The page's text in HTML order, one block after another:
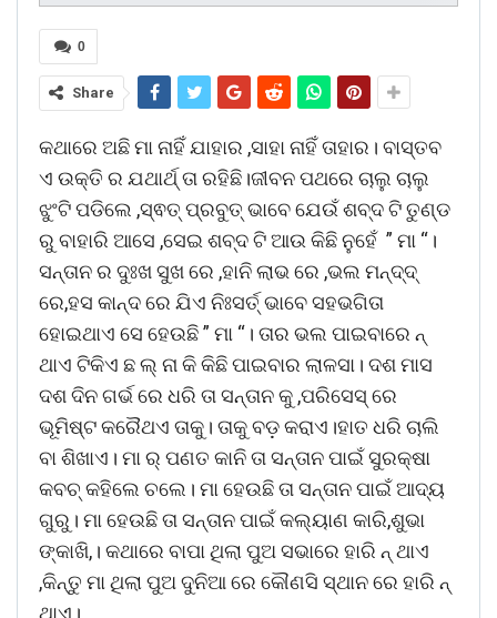
0
Share
କଥାରେ ଅଛି ମା ନାହିଁ ଯାହାର ,ସାହା ନାହିଁ ତାହାର। ବାସ୍ତବ
ଏ ଉକ୍ତି ର ଯଥାର୍ଥ୍ ତା ରହିଛି।ଜୀବନ ପଥରେ ଚାଲୁ ଚାଲୁ
ଝୁଂଟି ପଡିଲେ ,ସ୍ଵତ୍ ପ୍ରବୁତ୍ ଭାବେ ଯେଉଁ ଶବ୍ଦ ଟି ତୁଣ୍ଡ
ରୁ ବାହାରି ଆସେ ,ସେଇ ଶବ୍ଦ ଟି ଆଉ କିଛି ନୁହେଁ ” ମା “।
ସନ୍ତାନ ର ଦୁଃଖ ସୁଖ ରେ ,ହାନି ଲାଭ ରେ ,ଭଲ ମନ୍ଦ୍ଦ୍
ରେ,ହସ କାନ୍ଦ ରେ ଯିଏ ନିଃସର୍ତ୍ ଭାବେ ସହଭଗିତା
ହୋଇଥାଏ ସେ ହେଉଛି ” ମା “। ତାର ଭଲ ପାଇବାରେ ନ୍
ଥାଏ ଟିକିଏ ଛ ଲ୍ ନା କି କିଛି ପାଇବାର ଲାଳସା। ଦଶ ମାସ
ଦଶ ଦିନ ଗର୍ଭ ରେ ଧରି ତା ସନ୍ତାନ କୁ ,ପରିସେସ୍ ରେ
ଭୂମିଷ୍ଟ କରୈଥଏ ତାକୁ। ତାକୁ ବଡ଼ କରାଏ।ହାତ ଧରି ଚାଲି
ବା ଶିଖାଏ। ମା ର୍ ପଣତ କାନି ତା ସନ୍ତାନ ପାଇଁ ସୁରକ୍ଷା
କବଚ୍ କହିଲେ ଚଲେ। ମା ହେଉଛି ତା ସନ୍ତାନ ପାଇଁ ଆଦ୍ୟ
ଗୁରୁ। ମା ହେଉଛି ତା ସନ୍ତାନ ପାଇଁ କଲ୍ୟାଣ କାରି,ଶୁଭା
ଙ୍କାଖି,। କଥାରେ ବାପା ଥିଲା ପୁଅ ସଭାରେ ହାରି ନ୍ ଥାଏ
,କିନ୍ତୁ ମା ଥିଲା ପୁଅ ଦୁନିଆ ରେ କୌଣସି ସ୍ଥାନ ରେ ହାରି ନ୍
ଥାଏ।